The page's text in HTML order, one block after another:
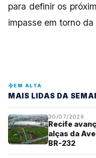
para definir os
impasse em torno
EM ALTA
MAIS LIDAS DA
30/07/2026
Recife
alças da
BR-232